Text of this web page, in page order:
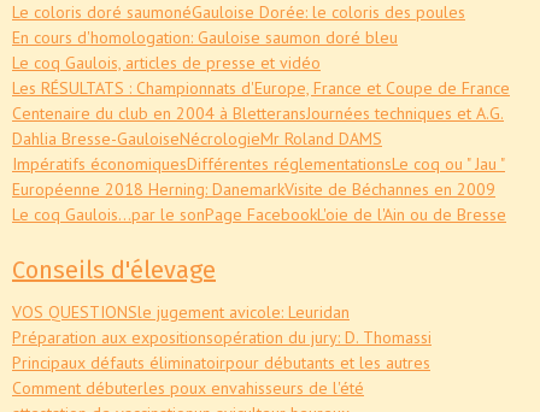
Le coloris doré saumonéGauloise Dorée: le coloris des poules
En cours d'homologation: Gauloise saumon doré bleu
Le coq Gaulois, articles de presse et vidéo
Les RÉSULTATS : Championnats d'Europe, France et Coupe de France
Centenaire du club en 2004 à BletteransJournées techniques et A.G.
Dahlia Bresse-GauloiseNécrologieMr Roland DAMS
Impératifs économiquesDifférentes réglementationsLe coq ou " Jau "
Européenne 2018 Herning: DanemarkVisite de Béchannes en 2009
Le coq Gaulois...par le sonPage FacebookL'oie de l'Ain ou de Bresse
Conseils d'élevage
VOS QUESTIONSle jugement avicole: Leuridan
Préparation aux expositionsopération du jury: D. Thomassi
Principaux défauts éliminatoirpour débutants et les autres
Comment débuterles poux envahisseurs de l'été